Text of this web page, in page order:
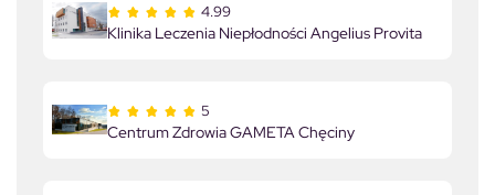
4.99
Klinika Leczenia Niepłodności Angelius Provita
5
Centrum Zdrowia GAMETA Chęciny